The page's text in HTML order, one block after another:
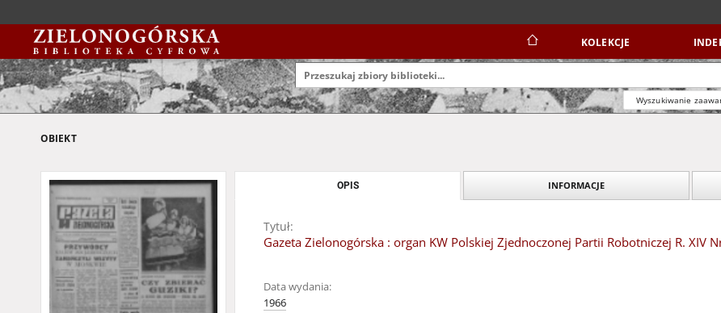
KOLEKCJE
Wyszukiwanie
OBIEKT
OPIS INFORMACJE
Tytuł:
Gazeta Zielonogórska : organ KW Polskiej Zjednoczonej Partii Robotniczej R. XIV
Data wydania:
1966